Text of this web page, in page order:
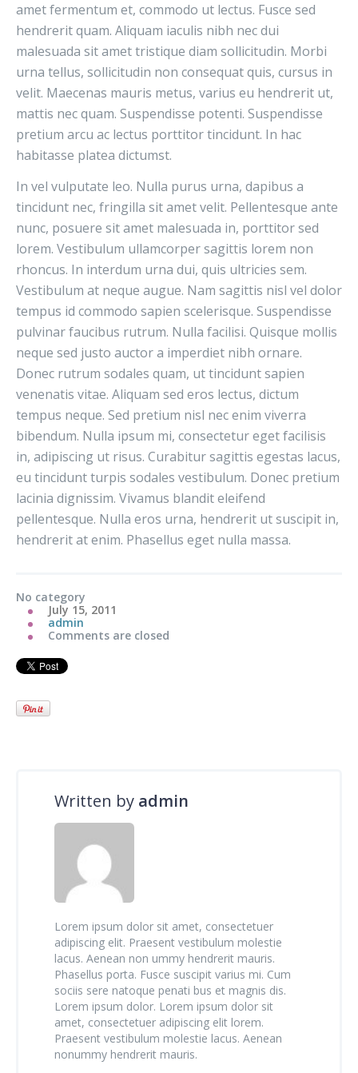
amet fermentum et, commodo ut lectus. Fusce sed
hendrerit quam. Aliquam iaculis nibh nec dui
malesuada sit amet tristique diam sollicitudin. Morbi
urna tellus, sollicitudin non consequat quis, cursus in
velit. Maecenas mauris metus, varius eu hendrerit ut,
mattis nec quam. Suspendisse potenti. Suspendisse
pretium arcu ac lectus porttitor tincidunt. In hac
habitasse platea dictumst.
In vel vulputate leo. Nulla purus urna, dapibus a
tincidunt nec, fringilla sit amet velit. Pellentesque ante
nunc, posuere sit amet malesuada in, porttitor sed
lorem. Vestibulum ullamcorper sagittis lorem non
rhoncus. In interdum urna dui, quis ultricies sem.
Vestibulum at neque augue. Nam sagittis nisl vel dolor
tempus id commodo sapien scelerisque. Suspendisse
pulvinar faucibus rutrum. Nulla facilisi. Quisque mollis
neque sed justo auctor a imperdiet nibh ornare.
Donec rutrum sodales quam, ut tincidunt sapien
venenatis vitae. Aliquam sed eros lectus, dictum
tempus neque. Sed pretium nisl nec enim viverra
bibendum. Nulla ipsum mi, consectetur eget facilisis
in, adipiscing ut risus. Curabitur sagittis egestas lacus,
eu tincidunt turpis sodales vestibulum. Donec pretium
lacinia dignissim. Vivamus blandit eleifend
pellentesque. Nulla eros urna, hendrerit ut suscipit in,
hendrerit at enim. Phasellus eget nulla massa.
No category
July 15, 2011
admin
Comments are closed
Written by admin
Lorem ipsum dolor sit amet, consectetuer
adipiscing elit. Praesent vestibulum molestie
lacus. Aenean non ummy hendrerit mauris.
Phasellus porta. Fusce suscipit varius mi. Cum
sociis sere natoque penati bus et magnis dis.
Lorem ipsum dolor. Lorem ipsum dolor sit
amet, consectetuer adipiscing elit lorem.
Praesent vestibulum molestie lacus. Aenean
nonummy hendrerit mauris.